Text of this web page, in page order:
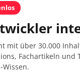
mit über 30.000
Fachartikeln und
Wissen.